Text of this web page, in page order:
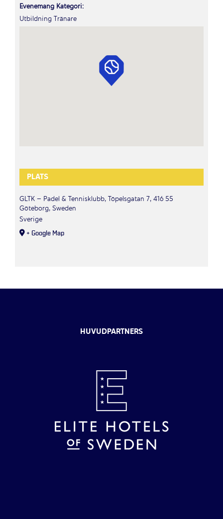
Evenemang Kategori:
Utbildning Tränare
PLATS
GLTK – Padel & Tennisklubb, Töpelsgatan 7, 416 55
Göteborg, Sweden
Sverige
+ Google Map
HUVUDPARTNERS